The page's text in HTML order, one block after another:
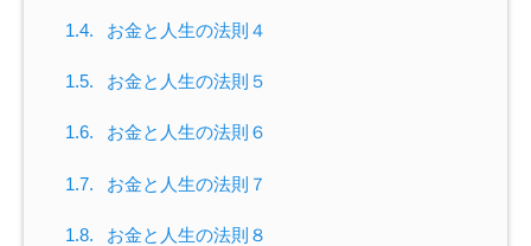
1.4. お金と人生の法則４
1.5. お金と人生の法則５
1.6. お金と人生の法則６
1.7. お金と人生の法則７
1.8. お金と人生の法則８